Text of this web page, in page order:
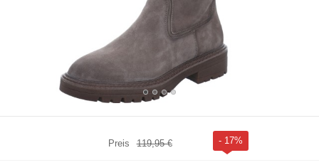
Preis 119,95 € - 17%